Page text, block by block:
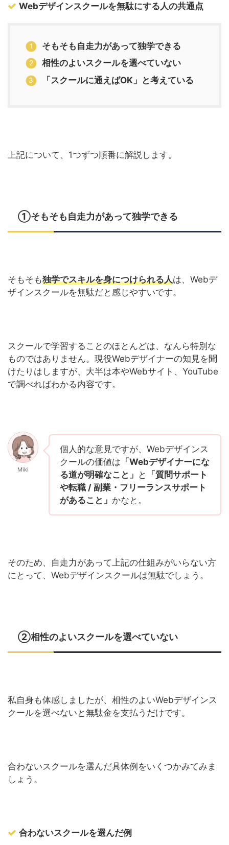
Webデザインスクールを無駄にする人の共通点
そもそも自走力があって独学できる
相性のよいスクールを選べていない
「スクールに通えばOK」と考えている
上記について、1つずつ順番に解説します。
①そもそも自走力があって独学できる
そもそも独学でスキルを身につけられる人は、Webデ
ザインスクールを無駄だと感じやすいです。
スクールで学習することのほとんどは、なんら特別な
ものではありません。現役Webデザイナーの知見を聞
けたりはしますが、大半は本やWebサイト、YouTube
で調べればわかる内容です。
Miki
個人的な意見ですが、Webデザインス
クールの価値は 「Webデザイナーにな
る道が明確なこと」 と
「質問サポート
や転職 / 副業・フリーランスサポート
があること」 かなと。
そのため、自走力があって上記の仕組みがいらない方
にとって、Webデザインスクールは無駄でしょう。
②相性のよいスクールを選べていない
私自身も体感しましたが、相性のよいWebデザインス
クールを選べないと無駄金を支払うだけです。
合わないスクールを選んだ具体例をいくつかみてみま
しょう。
合わないスクールを選んだ例